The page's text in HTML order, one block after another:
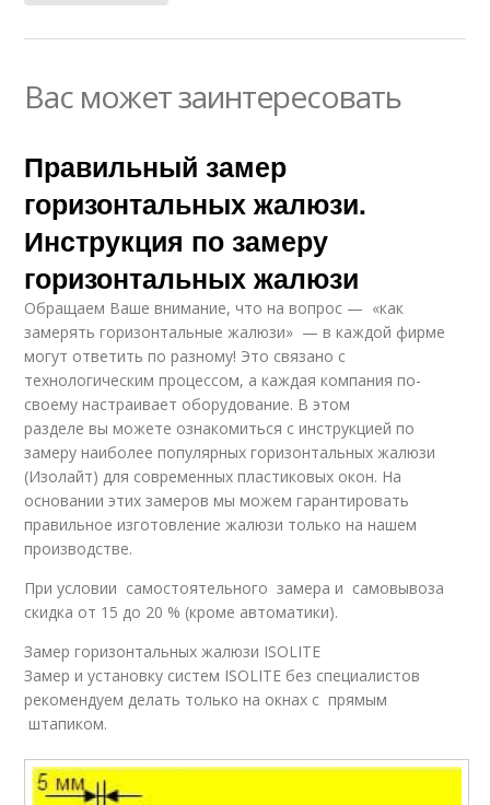
Вас может заинтересовать
Правильный замер
горизонтальных жалюзи.
Инструкция по замеру
горизонтальных жалюзи
Обращаем Ваше внимание, что на вопрос — «как
замерять горизонтальные жалюзи» — в каждой фирме
могут ответить по разному! Это связано с
технологическим процессом, а каждая компания по-
своему настраивает оборудование. В этом
разделе вы можете ознакомиться с инструкцией по
замеру наиболее популярных горизонтальных жалюзи
(Изолайт) для современных пластиковых окон. На
основании этих замеров мы можем гарантировать
правильное изготовление жалюзи только на нашем
производстве.
При условии самостоятельного замера и самовывоза
скидка от 15 до 20 % (кроме автоматики).
Замер горизонтальных жалюзи ISOLITE
Замер и установку систем ISOLITE без специалистов
рекомендуем делать только на окнах с прямым
штапиком.